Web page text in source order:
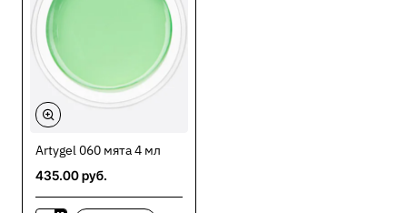
Artygel 060 мята 4 мл
435.00 руб.